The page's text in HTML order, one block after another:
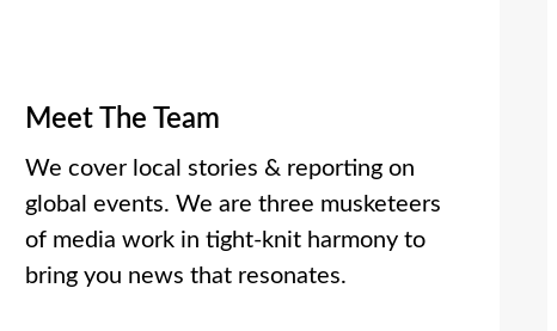
Meet The Team
We cover local stories & reporting on
global events. We are three musketeers
of media work in tight-knit harmony to
bring you news that resonates.